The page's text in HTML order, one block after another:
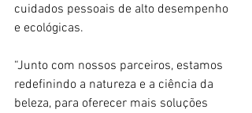
cuidados pessoais de alto desempenho
e ecológicas.
“Junto com nossos parceiros, estamos
redefinindo a natureza e a ciência da
beleza, para oferecer mais soluções